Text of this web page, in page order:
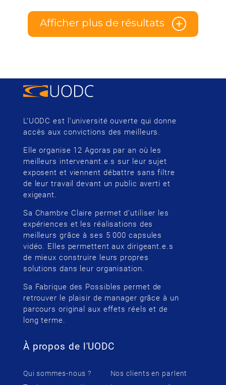
Afficher plus de résultats
L’UODC est l’université ouverte qui donne
accès aux convictions des meilleurs.
Elle organise 12 Agoras par an où les
meilleurs intervenant.e.s sur leur sujet
exposent et viennent débattre sans filtre
de leur travail devant un public averti et
exigeant.
Sa Chambre Claire permet d’utiliser les
expériences et les réalisations des
meilleurs grâce à ses 5 000 capsules
vidéo. Elles permettent aux dirigeant.e.s
de mieux construire leurs propres
solutions dans leur organisation.
Sa Fabrique des Possibles permet de
retrouver le plaisir de manager grâce à un
parcours original aux effets réels et de
long terme.
À propos de l'UODC
Qui sommes-nous ?
Nos clients en parlent